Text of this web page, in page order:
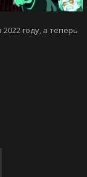
году, а теперь